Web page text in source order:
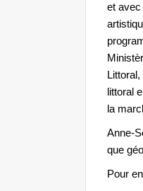
et avec
littoral
la
Anne-
que
Pour